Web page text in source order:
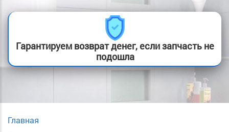
Гарантируем возврат денег, если запчасть не
подошла
Главная